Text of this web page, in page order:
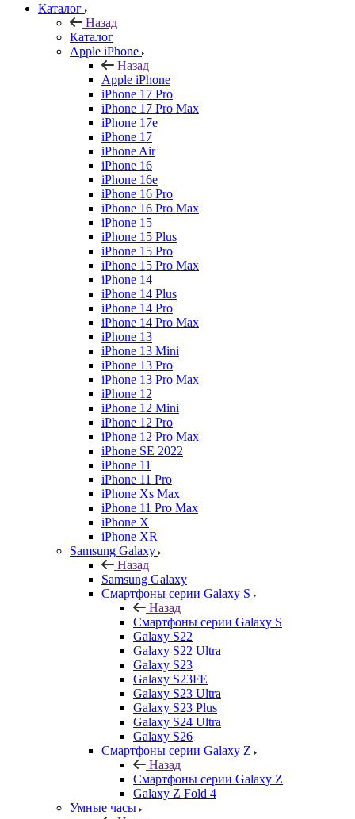
Каталог
Назад
Каталог
Apple iPhone
Назад
Apple iPhone
iPhone 17 Pro
iPhone 17 Pro Max
iPhone 17e
iPhone 17
iPhone Air
iPhone 16
iPhone 16e
iPhone 16 Pro
iPhone 16 Pro Max
iPhone 15
iPhone 15 Plus
iPhone 15 Pro
iPhone 15 Pro Max
iPhone 14
iPhone 14 Plus
iPhone 14 Pro
iPhone 14 Pro Max
iPhone 13
iPhone 13 Mini
iPhone 13 Pro
iPhone 13 Pro Max
iPhone 12
iPhone 12 Mini
iPhone 12 Pro
iPhone 12 Pro Max
iPhone SE 2022
iPhone 11
iPhone 11 Pro
iPhone Xs Max
iPhone 11 Pro Max
iPhone X
iPhone XR
Samsung Galaxy
Назад
Samsung Galaxy
Смартфоны серии Galaxy S
Назад
Смартфоны серии Galaxy S
Galaxy S22
Galaxy S22 Ultra
Galaxy S23
Galaxy S23FE
Galaxy S23 Ultra
Galaxy S23 Plus
Galaxy S24 Ultra
Galaxy S26
Смартфоны серии Galaxy Z
Назад
Смартфоны серии Galaxy Z
Galaxy Z Fold 4
Умные часы